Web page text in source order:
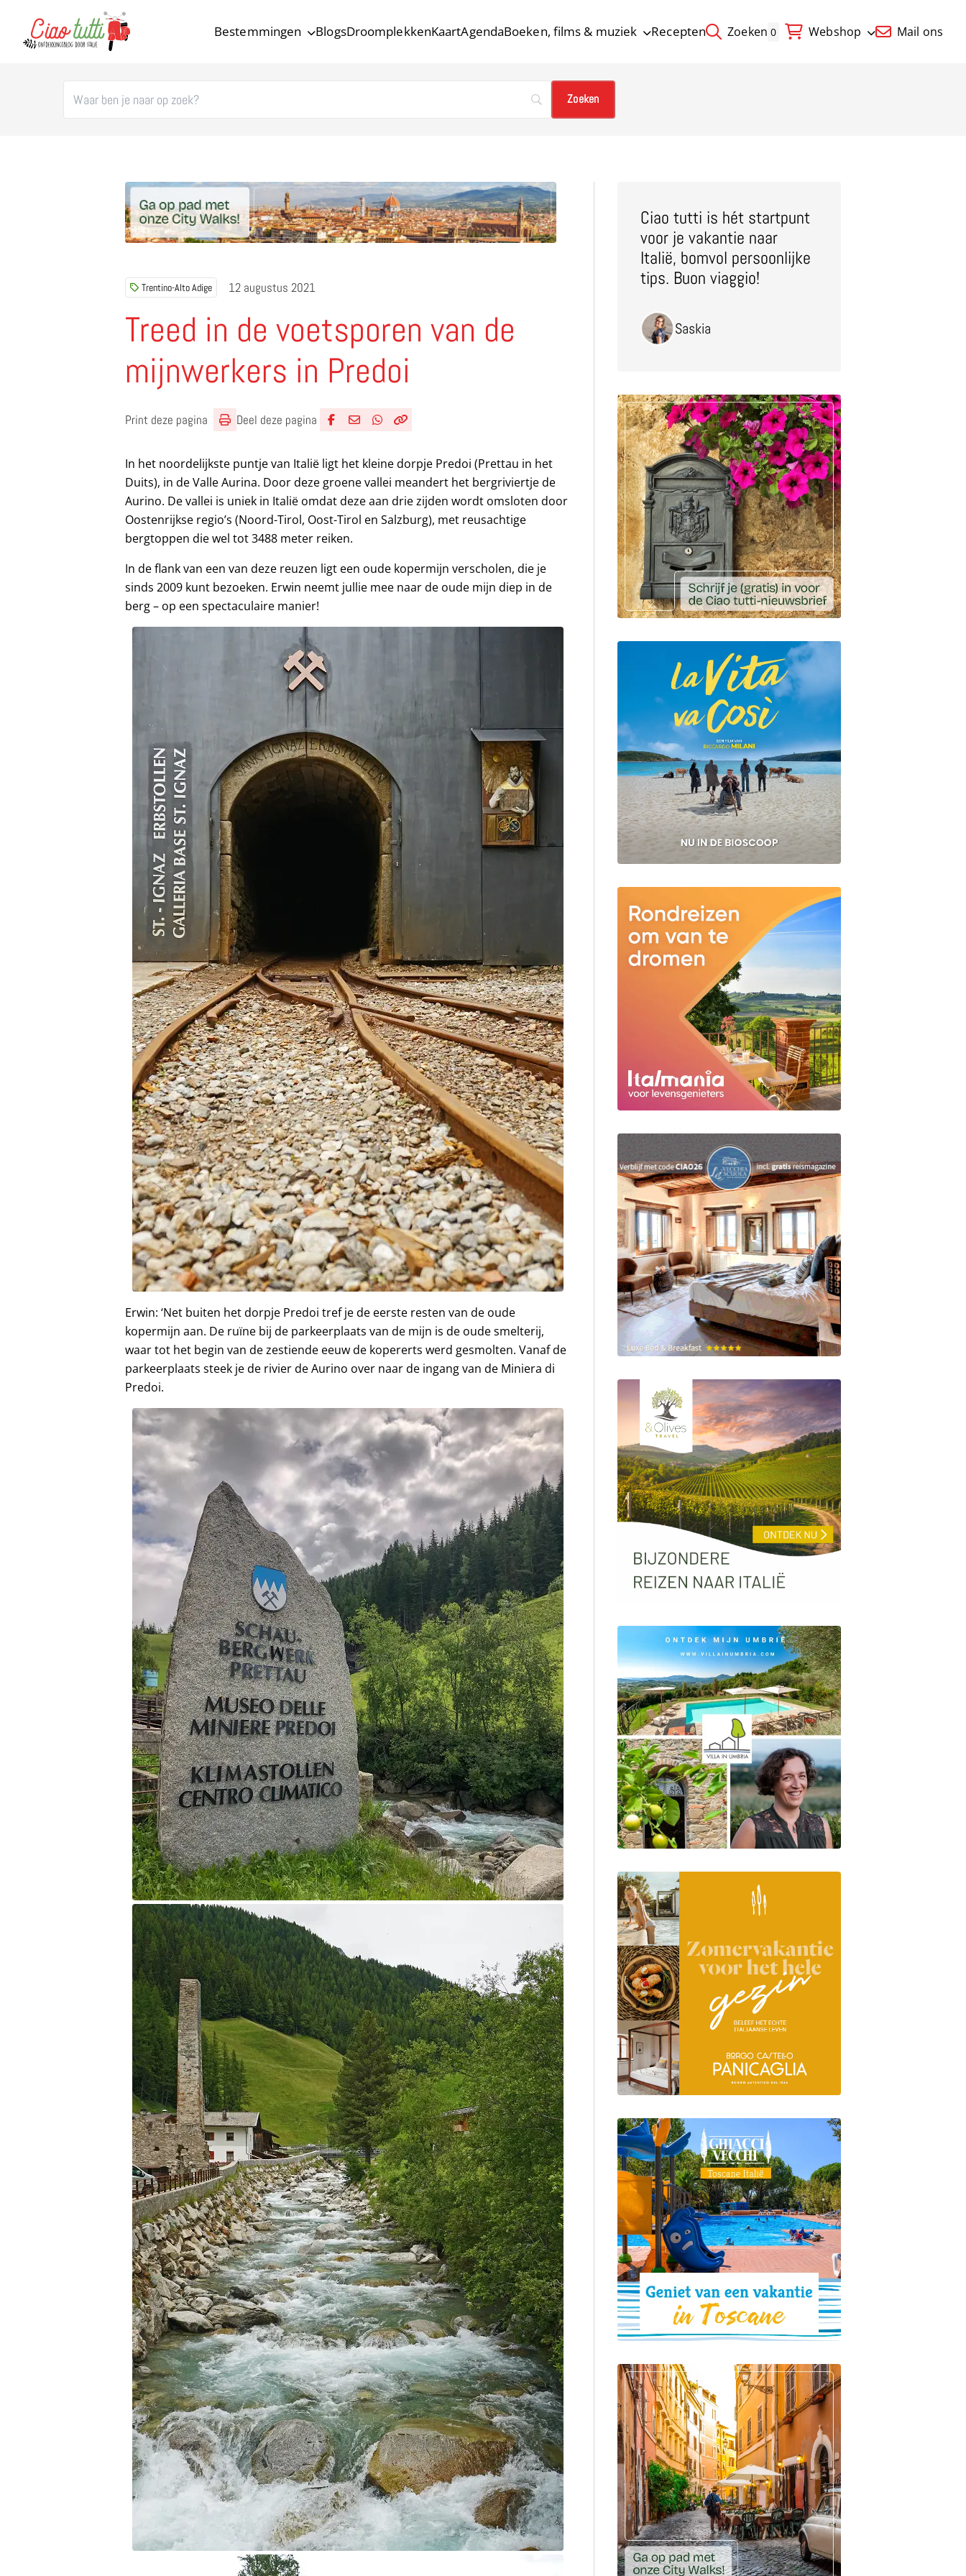
Bestemmingen BlogsDroomplekkenKaartAgendaBoeken, films & muziek Recepten Zoeken 0 Webshop Mail ons
Trentino-Alto Adige 12 augustus 2021
Treed in de voetsporen van de
mijnwerkers in Predoi
Print deze pagina
Deel deze pagina
In het noordelijkste puntje van Italië ligt het kleine dorpje Predoi (Prettau in het
Duits), in de Valle Aurina. Door deze groene vallei meandert het bergriviertje de
Aurino. De vallei is uniek in Italië omdat deze aan drie zijden wordt omsloten door
Oostenrijkse regio’s (Noord-Tirol, Oost-Tirol en Salzburg), met reusachtige
bergtoppen die wel tot 3488 meter reiken.
In de flank van een van deze reuzen ligt een oude kopermijn verscholen, die je
sinds 2009 kunt bezoeken. Erwin neemt jullie mee naar de oude mijn diep in de
berg – op een spectaculaire manier!
Erwin: ‘Net buiten het dorpje Predoi tref je de eerste resten van de oude
kopermijn aan. De ruïne bij de parkeerplaats van de mijn is de oude smelterij,
waar tot het begin van de zestiende eeuw de kopererts werd gesmolten. Vanaf de
parkeerplaats steek je de rivier de Aurino over naar de ingang van de Miniera di
Predoi.
Ciao tutti is hét startpunt
voor je vakantie naar
Italië, bomvol persoonlijke
tips. Buon viaggio!
Saskia